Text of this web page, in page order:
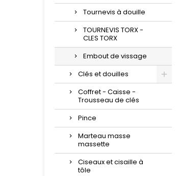
Tournevis à douille
TOURNEVIS TORX -
CLES TORX
Embout de vissage
Clés et douilles
Coffret - Caisse -
Trousseau de clés
Pince
Marteau masse
massette
Ciseaux et cisaille à
tôle